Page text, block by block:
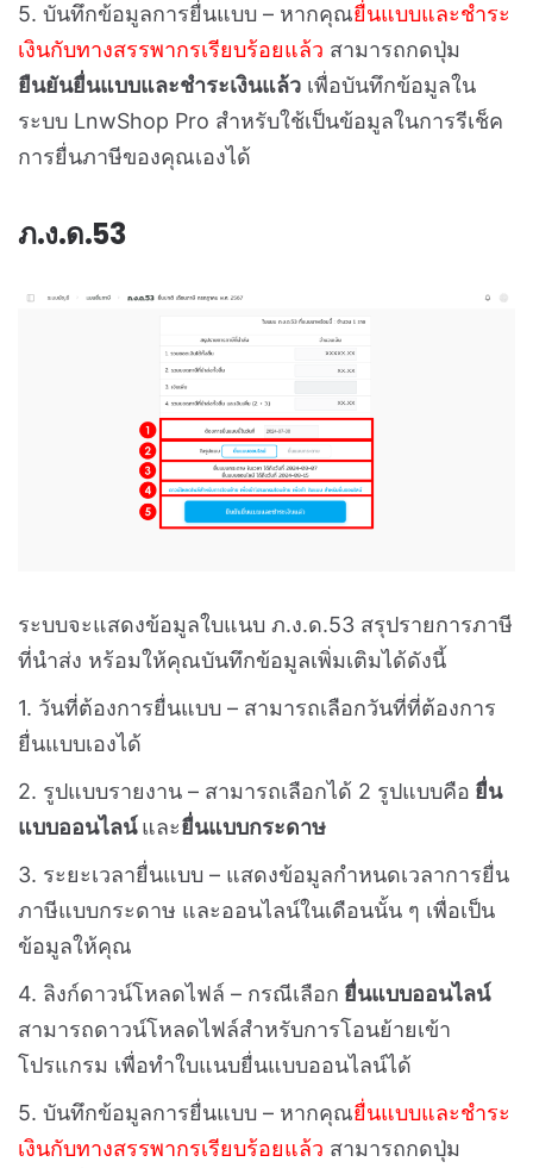
5. บันทึกข้อมูลการยื่นแบบ – หากคุณยื่นแบบและชำระ
เงินกับทางสรรพากรเรียบร้อยแล้ว สามารถกดปุ่ม
ยืนยันยื่นแบบและชำระเงินแล้ว เพื่อบันทึกข้อมูลใน
ระบบ LnwShop Pro สำหรับใช้เป็นข้อมูลในการรีเช็ค
การยื่นภาษีของคุณเองได้
ภ.ง.ด.53
ระบบจะแสดงข้อมูลใบแนบ ภ.ง.ด.53 สรุปรายการภาษี
ที่นำส่ง หร้อมให้คุณบันทึกข้อมูลเพิ่มเติมได้ดังนี้
1. วันที่ต้องการยื่นแบบ – สามารถเลือกวันที่ที่ต้องการ
ยื่นแบบเองได้
2. รูปแบบรายงาน – สามารถเลือกได้ 2 รูปแบบคือ ยื่น
แบบออนไลน์และยื่นแบบกระดาษ
3. ระยะเวลายื่นแบบ – แสดงข้อมูลกำหนดเวลาการยื่น
ภาษีแบบกระดาษ และออนไลน์ในเดือนนั้น ๆ เพื่อเป็น
ข้อมูลให้คุณ
4. ลิงก์ดาวน์โหลดไฟล์ – กรณีเลือก ยื่นแบบออนไลน์
สามารถดาวน์โหลดไฟล์สำหรับการโอนย้ายเข้า
โปรแกรม เพื่อทำใบแนบยื่นแบบออนไลน์ได้
5. บันทึกข้อมูลการยื่นแบบ – หากคุณยื่นแบบและชำระ
เงินกับทางสรรพากรเรียบร้อยแล้ว สามารถกดปุ่ม